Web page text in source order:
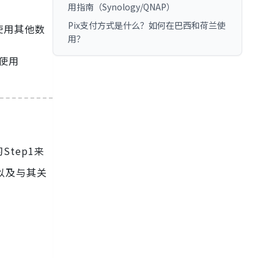
其他数
用
Step1来
与其关
用指南（Synology/QNAP）
Pix支付方式是什么？如何在巴西和荷兰使
用？